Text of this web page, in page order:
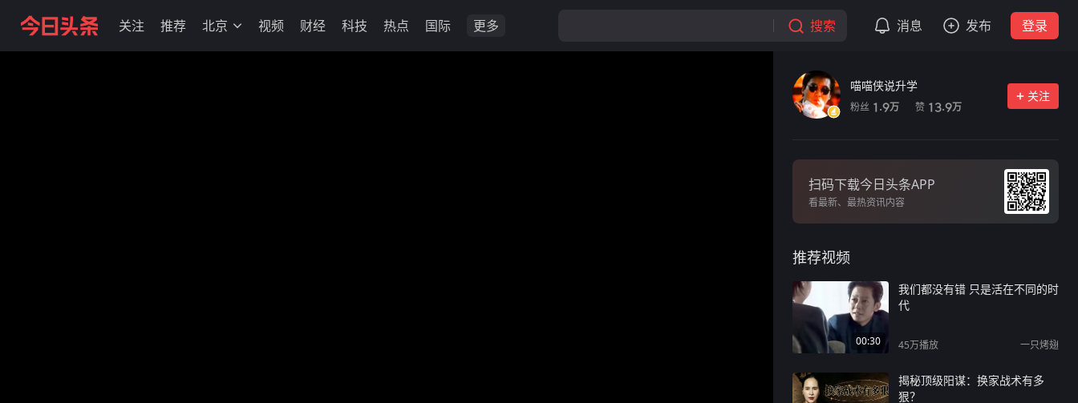
关注 推荐 北京 视频 财经 科技 热点 国际 更多 搜索 消息 发布 登录
喵喵侠说升学
粉丝 1.9万 赞 13.9万
关注
扫码下载今日头条APP
看最新、最热资讯内容
推荐视频
00:30
我们都没有错 只是活在不同的时
代
45万播放 一只烤翅
揭秘顶级阳谋：换家战术有多
狠？